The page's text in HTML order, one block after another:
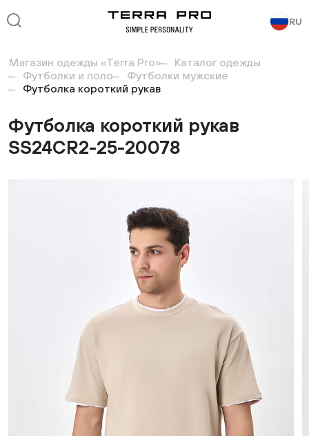
RU
Магазин одежды «Terra Pro»
Каталог одежды
Футболки и поло
Футболки мужские
Футболка короткий рукав
Футболка короткий рукав
SS24CR2-25-20078